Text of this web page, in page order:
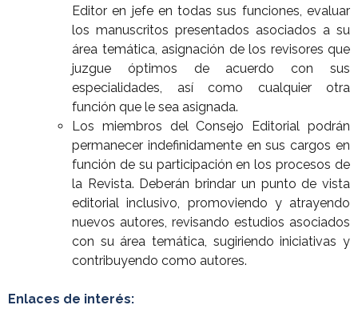
Editor en jefe en todas sus funciones, evaluar
los manuscritos presentados asociados a su
área temática, asignación de los revisores que
juzgue óptimos de acuerdo con sus
especialidades, así como cualquier otra
función que le sea asignada.
Los miembros del Consejo Editorial podrán
permanecer indefinidamente en sus cargos en
función de su participación en los procesos de
la Revista. Deberán brindar un punto de vista
editorial inclusivo, promoviendo y atrayendo
nuevos autores, revisando estudios asociados
con su área temática, sugiriendo iniciativas y
contribuyendo como autores.
Enlaces de interés: